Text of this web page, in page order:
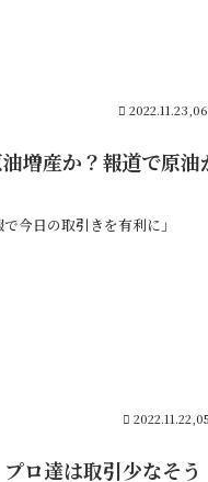
増産か？報道で原油
今日の取引きを有利に」
ロ達は取引少なそう